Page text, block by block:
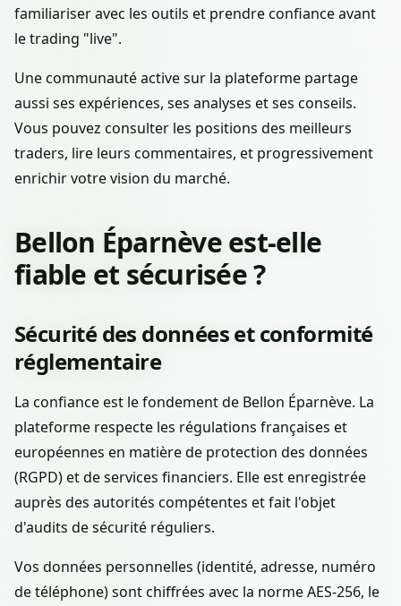
familiariser avec les outils et prendre confiance avant
le trading "live".
Une communauté active sur la plateforme partage
aussi ses expériences, ses analyses et ses conseils.
Vous pouvez consulter les positions des meilleurs
traders, lire leurs commentaires, et progressivement
enrichir votre vision du marché.
Bellon Éparnève est-elle
fiable et sécurisée ?
Sécurité des données et conformité
réglementaire
La confiance est le fondement de Bellon Éparnève. La
plateforme respecte les régulations françaises et
européennes en matière de protection des données
(RGPD) et de services financiers. Elle est enregistrée
auprès des autorités compétentes et fait l'objet
d'audits de sécurité réguliers.
Vos données personnelles (identité, adresse, numéro
de téléphone) sont chiffrées avec la norme AES-256, le